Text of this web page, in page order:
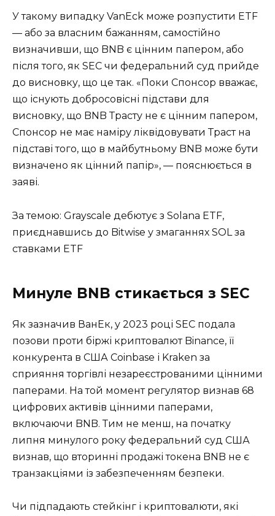
У такому випадку VanEck може розпустити ETF
— або за власним бажанням, самостійно
визначивши, що BNB є цінним папером, або
після того, як SEC чи федеральний суд прийде
до висновку, що це так. «Поки Спонсор вважає,
що існують добросовісні підстави для
висновку, що BNB Трасту не є цінним папером,
Спонсор не має наміру ліквідовувати Траст на
підставі того, що в майбутньому BNB може бути
визначено як цінний папір», — пояснюється в
заяві.
За темою: Grayscale дебютує з Solana ETF,
приєднавшись до Bitwise у змаганнях SOL за
ставками ETF
Минуле BNB стикається з SEC
Як зазначив ВанЕк, у 2023 році SEC подала
позови проти біржі криптовалют Binance, її
конкурента в США Coinbase і Kraken за
сприяння торгівлі незареєстрованими цінними
паперами. На той момент регулятор визнав 68
цифрових активів цінними паперами,
включаючи BNB. Тим не менш, на початку
липня минулого року федеральний суд США
визнав, що вторинні продажі токена BNB не є
транзакціями із забезпеченням безпеки.
Чи підпадають стейкінг і криптовалюти, які